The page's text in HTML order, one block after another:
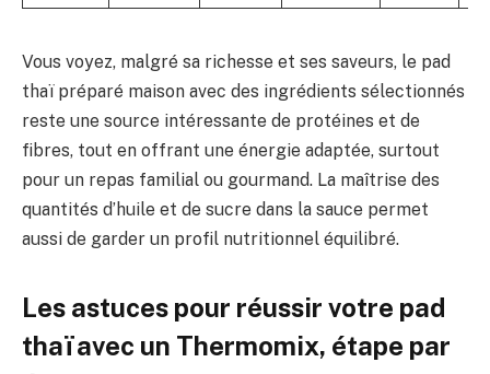
Vous voyez, malgré sa richesse et ses saveurs, le pad
thaï préparé maison avec des ingrédients sélectionnés
reste une source intéressante de protéines et de
fibres, tout en offrant une énergie adaptée, surtout
pour un repas familial ou gourmand. La maîtrise des
quantités d’huile et de sucre dans la sauce permet
aussi de garder un profil nutritionnel équilibré.
Les astuces pour réussir votre pad
thaï avec un Thermomix, étape par